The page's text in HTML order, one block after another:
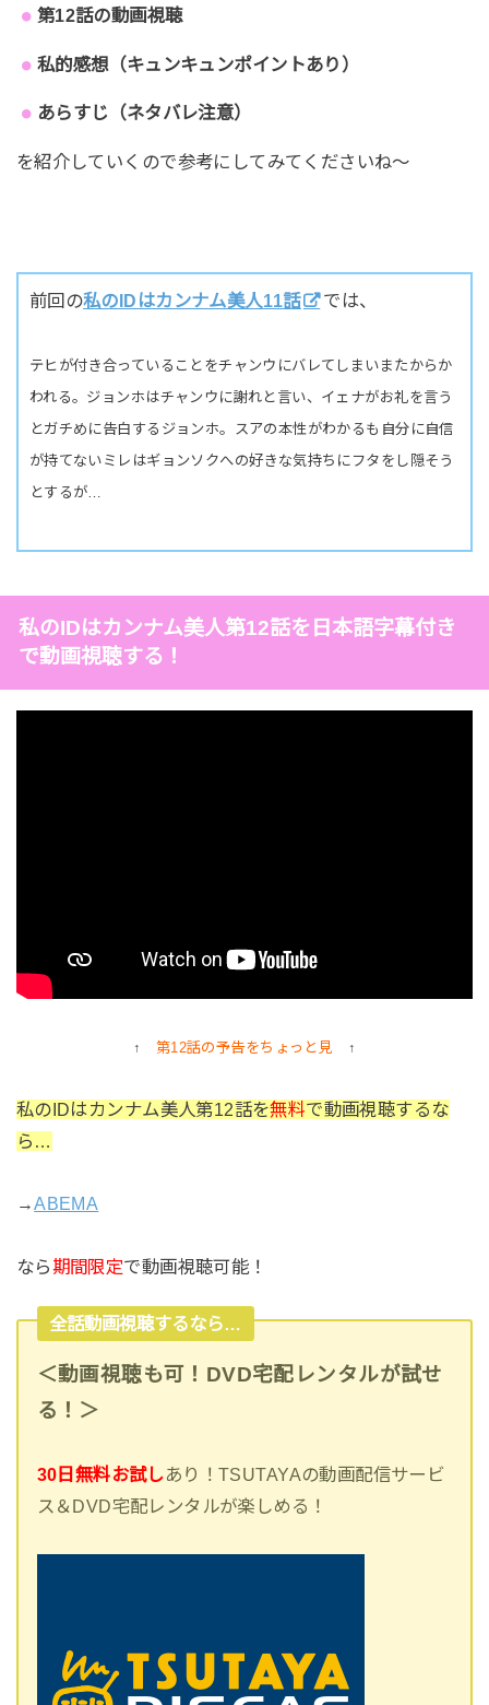
第12話の動画視聴
私的感想（キュンキュンポイントあり）
あらすじ（ネタバレ注意）
を紹介していくので参考にしてみてくださいね～
前回の私のIDはカンナム美人11話 では、
テヒが付き合っていることをチャンウにバレてしまいまたからか
われる。ジョンホはチャンウに謝れと言い、イェナがお礼を言う
とガチめに告白するジョンホ。スアの本性がわかるも自分に自信
が持てないミレはギョンソクへの好きな気持ちにフタをし隠そう
とするが…
私のIDはカンナム美人第12話を日本語字幕付き
で動画視聴する！
↑ 第12話の予告をちょっと見 ↑
私のIDはカンナム美人第12話を無料で動画視聴するな
ら…
→ABEMA
なら期間限定で動画視聴可能！
全話動画視聴するなら…
＜動画視聴も可！DVD宅配レンタルが試せ
る！＞
30日無料お試しあり！TSUTAYAの動画配信サービ
ス＆DVD宅配レンタルが楽しめる！